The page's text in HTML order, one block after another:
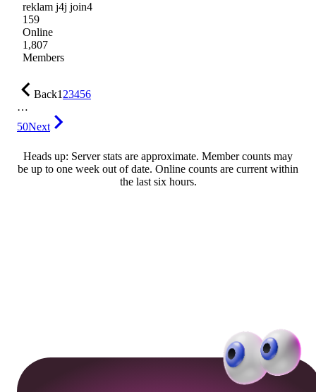
reklam j4j join4
159
Online
1,807
Members
Back123456
…
50Next
Heads up: Server stats are approximate. Member counts may
be up to one week out of date. Online counts are current within
the last six hours.